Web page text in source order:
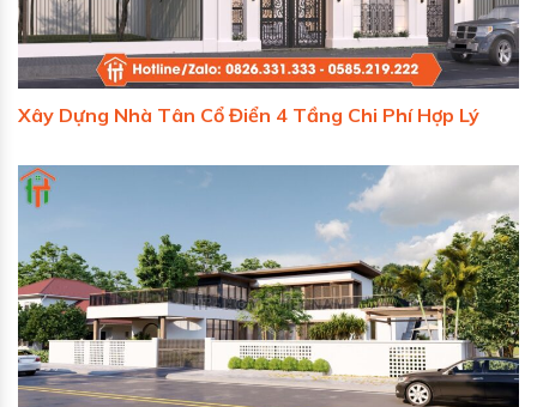
Xây Dựng Nhà Tân Cổ Điển 4 Tầng Chi Phí Hợp Lý